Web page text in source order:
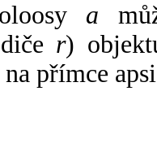
a
r)
přímce